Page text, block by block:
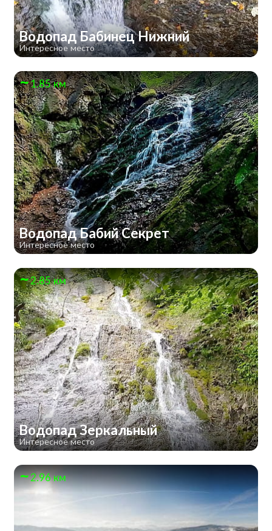
Водопад Бабинец Нижний
Интересное место
1.85 км
Водопад Бабий Секрет
Интересное место
2.85 км
Водопад Зеркальный
Интересное место
2.96 км